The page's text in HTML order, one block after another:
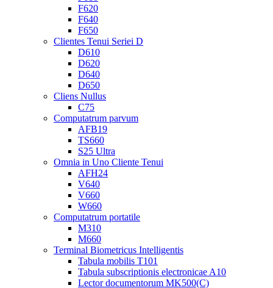
F620
F640
F650
Clientes Tenui Seriei D
D610
D620
D640
D650
Cliens Nullus
C75
Computatrum parvum
AFB19
TS660
S25 Ultra
Omnia in Uno Cliente Tenui
AFH24
V640
V660
W660
Computatrum portatile
M310
M660
Terminal Biometricus Intelligentis
Tabula mobilis T101
Tabula subscriptionis electronicae A10
Lector documentorum MK500(C)